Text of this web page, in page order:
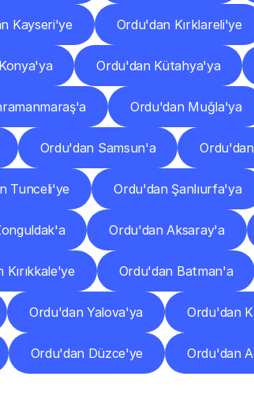
Kayseri'ye Ordu'dan Kırklareli'ye
Ordu'dan Kütahya'ya
Ordu'dan Muğla'ya
Ordu'dan Samsun'a
Tunceli'ye Ordu'dan Şanlıurfa'ya
Ordu'dan Aksaray'a
Kırıkkale'ye Ordu'dan Batman'a
Ordu'dan Yalova'ya Ordu'dan
Ordu'dan Düzce'ye Ordu'dan